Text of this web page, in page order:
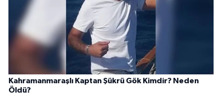
Kahramanmaraşlı Kaptan Şükrü Gök Kimdir? Neden
Öldü?